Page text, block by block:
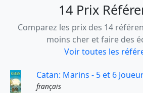
14 Prix
Comparez les prix des 14
moins cher et faire des
Voir toutes les
Catan: Marins - 5 et 6
français